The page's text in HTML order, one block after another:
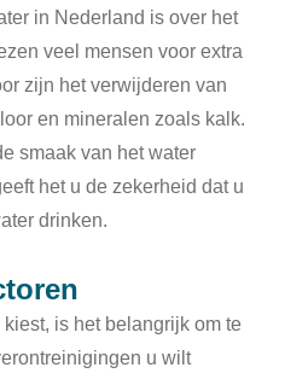
in Nederland is over het
veel mensen voor extra
zijn het verwijderen van
en mineralen zoals kalk.
smaak van het water
het u de zekerheid dat u
drinken.
is het belangrijk om te
u wilt